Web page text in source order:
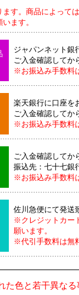
す。商品によって
ます。
ジャパンネット銀
ご入金確認してか
※お振込み手数料
楽天銀行に口座を
ご入金確認してか
※お振込み手数料
ご入金確認してか
振込先：七十七銀
※お振込み手数料
佐川急便にて発送
※クレジットカー
願います。
※代引手数料は無
た色と若干異な